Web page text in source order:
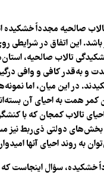
صالحیه مجدداً
این اتفاق در شرایطی
تالاب صالحیه،
و به‌قدر کافی و وافی
در این میان، اما
همت به احیای آن
تالاب کمجان که با
دولتی ذی‌ربط نیز
به روند احیای آنها
خشکیده، سؤال